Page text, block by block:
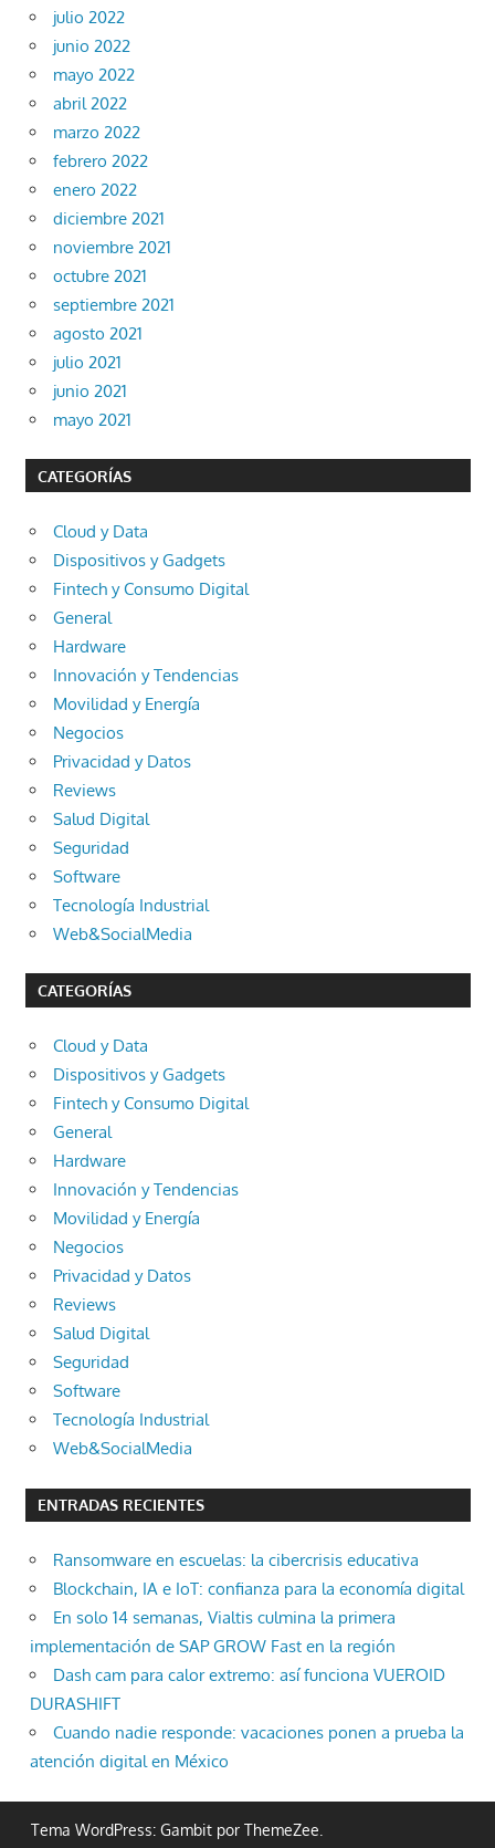
julio 2022
junio 2022
mayo 2022
abril 2022
marzo 2022
febrero 2022
enero 2022
diciembre 2021
noviembre 2021
octubre 2021
septiembre 2021
agosto 2021
julio 2021
junio 2021
mayo 2021
CATEGORÍAS
Cloud y Data
Dispositivos y Gadgets
Fintech y Consumo Digital
General
Hardware
Innovación y Tendencias
Movilidad y Energía
Negocios
Privacidad y Datos
Reviews
Salud Digital
Seguridad
Software
Tecnología Industrial
Web&SocialMedia
CATEGORÍAS
Cloud y Data
Dispositivos y Gadgets
Fintech y Consumo Digital
General
Hardware
Innovación y Tendencias
Movilidad y Energía
Negocios
Privacidad y Datos
Reviews
Salud Digital
Seguridad
Software
Tecnología Industrial
Web&SocialMedia
ENTRADAS RECIENTES
Ransomware en escuelas: la cibercrisis educativa
Blockchain, IA e IoT: confianza para la economía digital
En solo 14 semanas, Vialtis culmina la primera
implementación de SAP GROW Fast en la región
Dash cam para calor extremo: así funciona VUEROID
DURASHIFT
Cuando nadie responde: vacaciones ponen a prueba la
atención digital en México
Tema WordPress: Gambit por ThemeZee.